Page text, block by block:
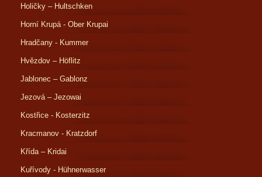
Holičky – Hultschken
Horní Krupá - Ober Krupai
Hradčany - Kummer
Hvězdov – Höflitz
Jablonec – Gablonz
Jezová – Jezowai
Kostřice - Kosterzitz
Kracmanov - Kratzdorf
Křída – Kridai
Kuřívody - Hühnerwasser